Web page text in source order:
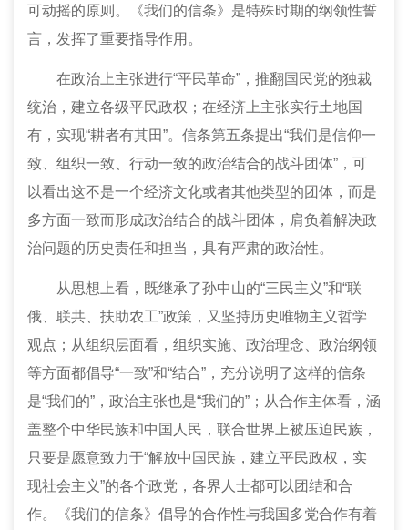
可动摇的原则。《我们的信条》是特殊时期的纲领性誓
言，发挥了重要指导作用。
在政治上主张进行“平民革命”，推翻国民党的独裁
统治，建立各级平民政权；在经济上主张实行土地国
有，实现“耕者有其田”。信条第五条提出“我们是信仰一
致、组织一致、行动一致的政治结合的战斗团体”，可
以看出这不是一个经济文化或者其他类型的团体，而是
多方面一致而形成政治结合的战斗团体，肩负着解决政
治问题的历史责任和担当，具有严肃的政治性。
从思想上看，既继承了孙中山的“三民主义”和“联
俄、联共、扶助农工”政策，又坚持历史唯物主义哲学
观点；从组织层面看，组织实施、政治理念、政治纲领
等方面都倡导“一致”和“结合”，充分说明了这样的信条
是“我们的”，政治主张也是“我们的”；从合作主体看，涵
盖整个中华民族和中国人民，联合世界上被压迫民族，
只要是愿意致力于“解放中国民族，建立平民政权，实
现社会主义”的各个政党，各界人士都可以团结和合
作。《我们的信条》倡导的合作性与我国多党合作有着